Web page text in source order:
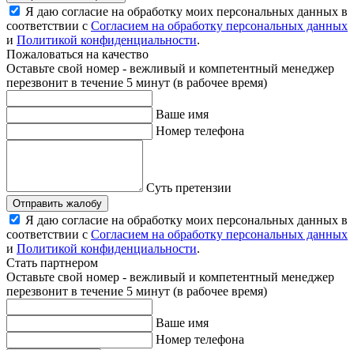
Я даю согласие на обработку моих персональных данных в
соответствии с Согласием на обработку персональных данных
и Политикой конфиденциальности.
Пожаловаться на качество
Оставьте свой номер - вежливый и компетентный менеджер
перезвонит в течение 5 минут (в рабочее время)
Ваше имя
Номер телефона
Суть претензии
Отправить жалобу
Я даю согласие на обработку моих персональных данных в
соответствии с Согласием на обработку персональных данных
и Политикой конфиденциальности.
Стать партнером
Оставьте свой номер - вежливый и компетентный менеджер
перезвонит в течение 5 минут (в рабочее время)
Ваше имя
Номер телефона